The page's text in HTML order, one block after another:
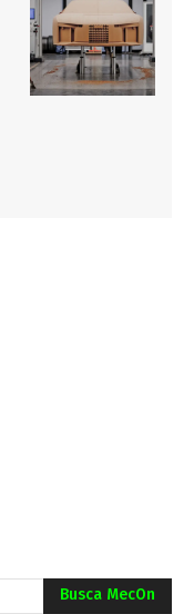
Busca MecOn